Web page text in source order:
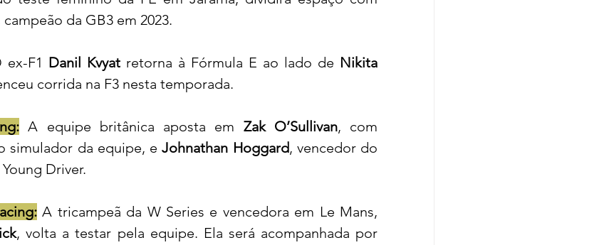
campeão da GB3 em 2023.
ex-F1 Danil Kvyat retorna à Fórmula E ao lado de Nikita
corrida na F3 nesta temporada.
A equipe britânica aposta em Zak O’Sullivan, com
simulador da equipe, e Johnathan Hoggard, vencedor do
Driver.